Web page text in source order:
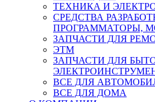
ТЕХНИКА И
СРЕДСТВА
ПРОГРАММАТОРЫ,
ЗАПЧАСТИ ДЛЯ
ЭТМ
ЗАПЧАСТИ ДЛЯ
ВСЕ ДЛЯ
ВСЕ ДЛЯ ДОМА